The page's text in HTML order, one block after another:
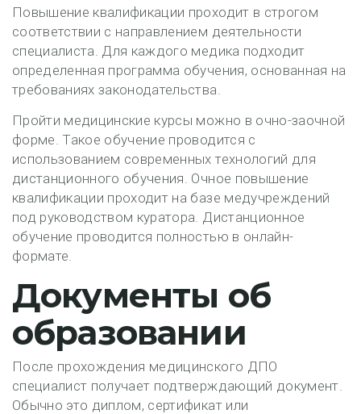
Повышение квалификации проходит в строгом
соответствии с направлением деятельности
специалиста. Для каждого медика подходит
определенная программа обучения, основанная на
требованиях законодательства.
Пройти медицинские курсы можно в очно-заочной
форме. Такое обучение проводится с
использованием современных технологий для
дистанционного обучения. Очное повышение
квалификации проходит на базе медучреждений
под руководством куратора. Дистанционное
обучение проводится полностью в онлайн-
формате.
Документы об
образовании
После прохождения медицинского ДПО
специалист получает подтверждающий документ.
Обычно это диплом, сертификат или